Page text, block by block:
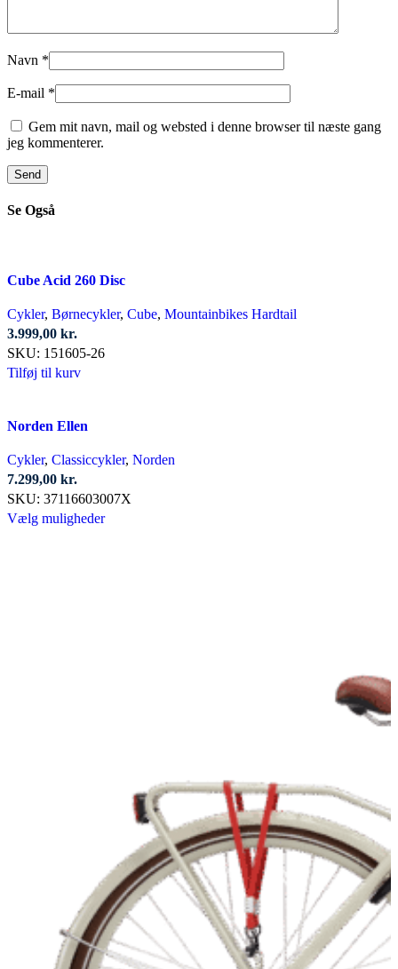
Navn *
E-mail *
Gem mit navn, mail og websted i denne browser til næste gang
jeg kommenterer.
Se Også
Cube Acid 260 Disc
Cykler, Børnecykler, Cube, Mountainbikes Hardtail
3.999,00 kr.
SKU: 151605-26
Tilføj til kurv
Norden Ellen
Cykler, Classiccykler, Norden
7.299,00 kr.
SKU: 37116603007X
Vælg mulighederDette